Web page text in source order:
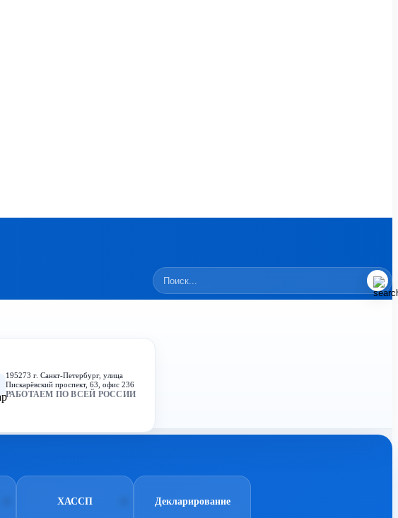
195273 г. Санкт-Петербург, улица
Пискарёвский проспект, 63, офис 236
РАБОТАЕМ ПО ВСЕЙ РОССИИ
ХАССП Декларирование